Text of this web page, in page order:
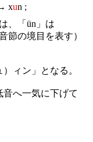
xun ;
、「ün」は
節の境目を表す）
ィン」となる。
音へ一気に下げて